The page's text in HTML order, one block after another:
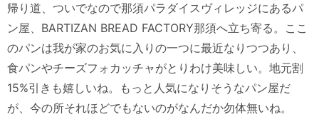
帰り道、ついでなので那須パラダイスヴィレッジにあるパ
ン屋、BARTIZAN BREAD FACTORY那須へ立ち寄る。ここ
のパンは我が家のお気に入りの一つに最近なりつつあり、
食パンやチーズフォカッチャがとりわけ美味しい。地元割
15%引きも嬉しいね。もっと人気になりそうなパン屋だ
が、今の所それほどでもないのがなんだか勿体無いね。